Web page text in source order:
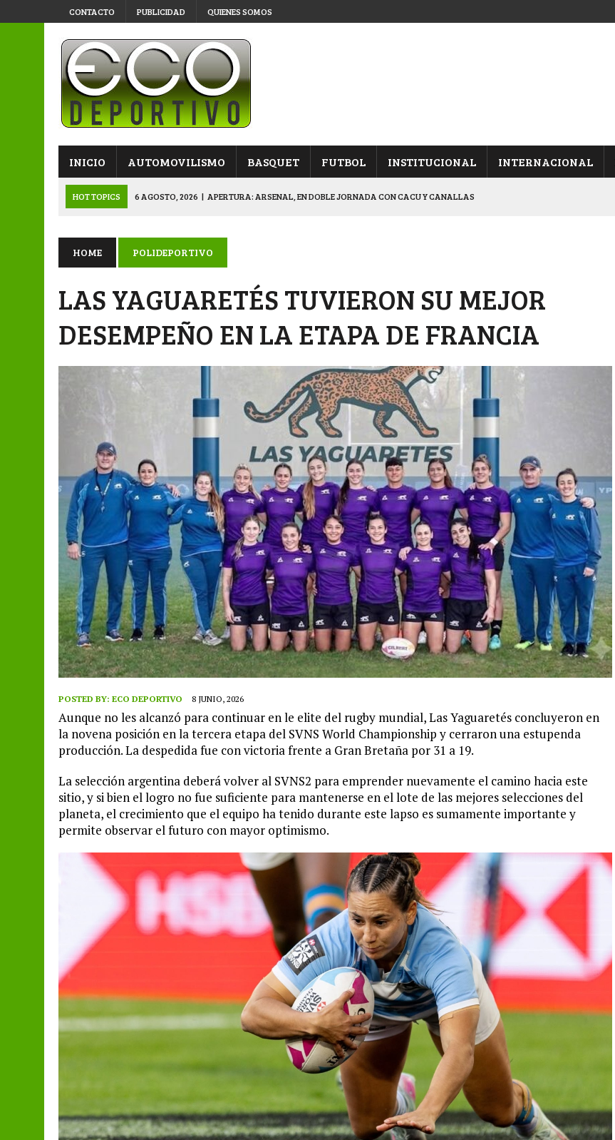
CONTACTO PUBLICIDAD QUIENES SOMOS
INICIO AUTOMOVILISMO BASQUET FUTBOL INSTITUCIONAL INTERNACIONAL
HOT TOPICS 6 AGOSTO, 2026 | APERTURA: ARSENAL, EN DOBLE JORNADA CON CACU Y CANALLAS
6 AGOSTO, 2026 | APERTURA: BELGRANO DERROTÓ A NAPENAY Y ES SEMIFINALISTA
7 AGOSTO, 2026 APERTURA “B”: CACU Y CANALLAS AVANZARON FRENTE A ARSENAL
HOME POLIDEPORTIVO
LAS YAGUARETÉS TUVIERON SU MEJOR
DESEMPEÑO EN LA ETAPA DE FRANCIA
POSTED BY: ECO DEPORTIVO 8 JUNIO, 2026
Aunque no les alcanzó para continuar en le elite del rugby mundial, Las Yaguaretés concluyeron en
la novena posición en la tercera etapa del SVNS World Championship y cerraron una estupenda
producción. La despedida fue con victoria frente a Gran Bretaña por 31 a 19.
La selección argentina deberá volver al SVNS2 para emprender nuevamente el camino hacia este
sitio, y si bien el logro no fue suficiente para mantenerse en el lote de las mejores selecciones del
planeta, el crecimiento que el equipo ha tenido durante este lapso es sumamente importante y
permite observar el futuro con mayor optimismo.